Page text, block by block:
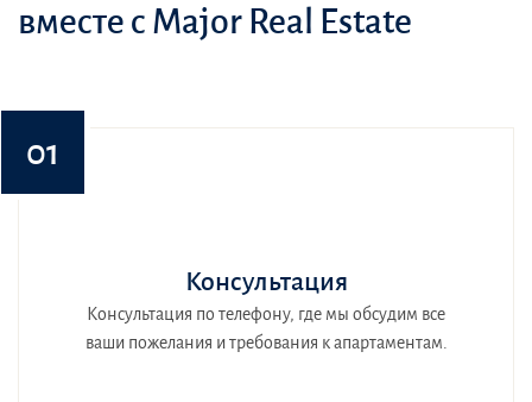
вместе с Major Real Estate
01
Консультация
Консультация по телефону, где мы обсудим все
ваши пожелания и требования к апартаментам.